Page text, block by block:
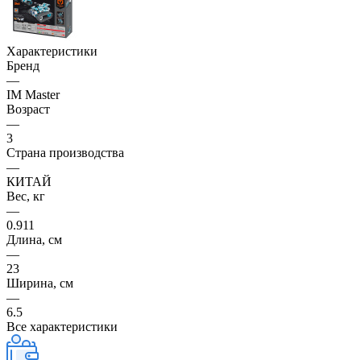
Характеристики
Бренд
—
IM Master
Возраст
—
3
Страна производства
—
КИТАЙ
Вес, кг
—
0.911
Длина, см
—
23
Ширина, см
—
6.5
Все характеристики